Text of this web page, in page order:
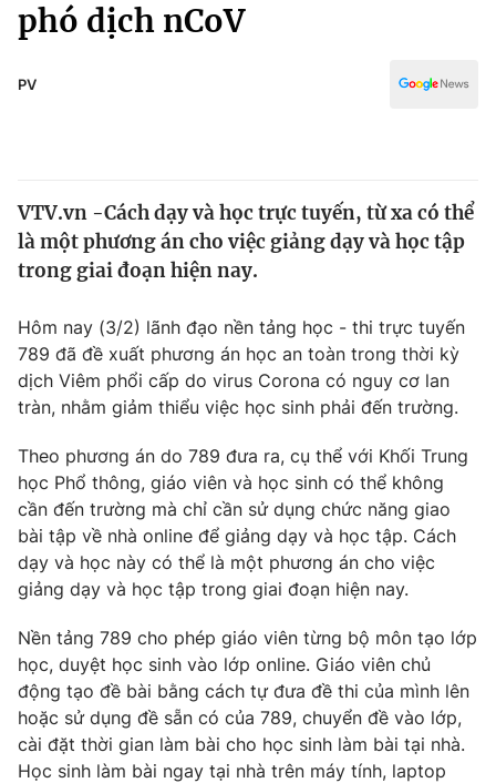
Xã hội
Pháp luật
Thế giới
Tin tức
Câu chuyện quốc tế
Kinh tế
Tài chính
Thị trường
Góc doanh nghiệp
Dữ liệu và đời sống
Truyền hình
Phim VTV
Hậu trường
Nhân vật
Khán giả
Giải sao mai
Giải trí
Điện ảnh
Âm nhạc
Đời sống
Du lịch
Làm đẹp
Chất lượng cuộc sống
Giáo dục
Tuyển sinh
Học trực tuyến
Công nghệ
Hitech Công nghệ tương lai
Sản phẩm
Giao lưu trực tuyến
Văn hóa - Giải trí
phó dịch nCoV
PV
VTV.vn -Cách dạy và học trực tuyến, từ xa có thể
là một phương án cho việc giảng dạy và học tập
trong giai đoạn hiện nay.
Hôm nay (3/2) lãnh đạo nền tảng học - thi trực tuyến
789 đã đề xuất phương án học an toàn trong thời kỳ
dịch Viêm phổi cấp do virus Corona có nguy cơ lan
tràn, nhằm giảm thiểu việc học sinh phải đến trường.
Theo phương án do 789 đưa ra, cụ thể với Khối Trung
học Phổ thông, giáo viên và học sinh có thể không
cần đến trường mà chỉ cần sử dụng chức năng giao
bài tập về nhà online để giảng dạy và học tập. Cách
dạy và học này có thể là một phương án cho việc
giảng dạy và học tập trong giai đoạn hiện nay.
Nền tảng 789 cho phép giáo viên từng bộ môn tạo lớp
học, duyệt học sinh vào lớp online. Giáo viên chủ
động tạo đề bài bằng cách tự đưa đề thi của mình lên
hoặc sử dụng đề sẵn có của 789, chuyển đề vào lớp,
cài đặt thời gian làm bài cho học sinh làm bài tại nhà.
Học sinh làm bài ngay tại nhà trên máy tính, laptop